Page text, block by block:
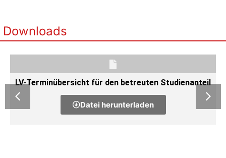
Downloads
Schulleitungsprofil
Datei herunterladen